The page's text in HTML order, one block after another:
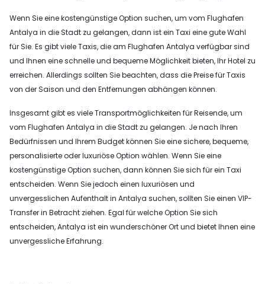
Wenn Sie eine kostengünstige Option suchen, um vom Flughafen
Antalya in die Stadt zu gelangen, dann ist ein Taxi eine gute Wahl
für Sie. Es gibt viele Taxis, die am Flughafen Antalya verfügbar sind
und Ihnen eine schnelle und bequeme Möglichkeit bieten, Ihr Hotel zu
erreichen. Allerdings sollten Sie beachten, dass die Preise für Taxis
von der Saison und den Entfernungen abhängen können.
Insgesamt gibt es viele Transportmöglichkeiten für Reisende, um
vom Flughafen Antalya in die Stadt zu gelangen. Je nach Ihren
Bedürfnissen und Ihrem Budget können Sie eine sichere, bequeme,
personalisierte oder luxuriöse Option wählen. Wenn Sie eine
kostengünstige Option suchen, dann können Sie sich für ein Taxi
entscheiden. Wenn Sie jedoch einen luxuriösen und
unvergesslichen Aufenthalt in Antalya suchen, sollten Sie einen VIP-
Transfer in Betracht ziehen. Egal für welche Option Sie sich
entscheiden, Antalya ist ein wunderschöner Ort und bietet Ihnen eine
unvergessliche Erfahrung.